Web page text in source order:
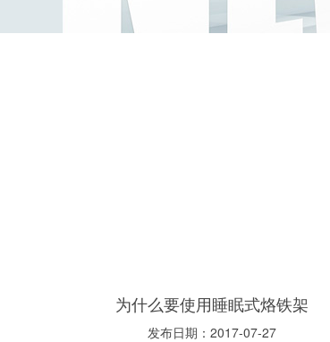
为什么要使用睡眠式烙铁架
发布日期：2017-07-27